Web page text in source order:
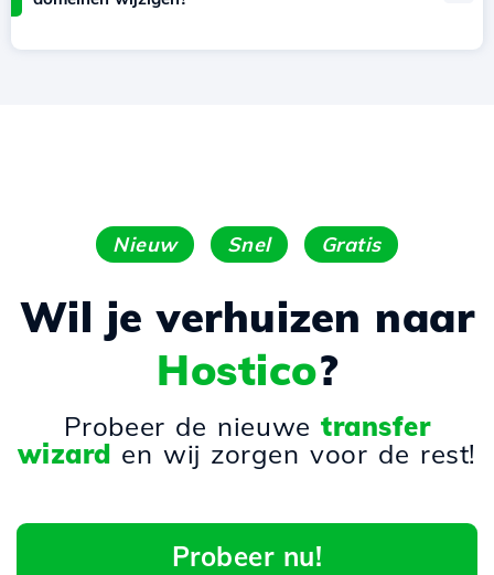
Nieuw Snel Gratis
Wil je verhuizen naar
Hostico?
Probeer de nieuwetransfer
wizard en wij zorgen voor de rest!
Probeer nu!